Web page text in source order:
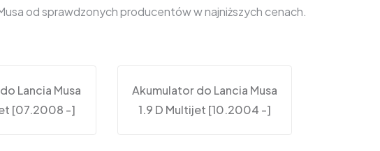
od sprawdzonych producentów w najniższych cenach.
Lancia Musa
[07.2008 -]
Akumulator do Lancia Musa
1.9 D Multijet [10.2004 -]